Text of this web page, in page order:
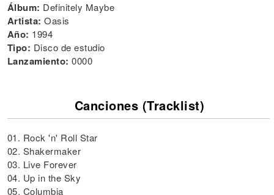
Álbum: Definitely Maybe
Artista: Oasis
Año: 1994
Tipo: Disco de estudio
Lanzamiento: 0000
Canciones (Tracklist)
01. Rock 'n' Roll Star
02. Shakermaker
03. Live Forever
04. Up in the Sky
05. Columbia